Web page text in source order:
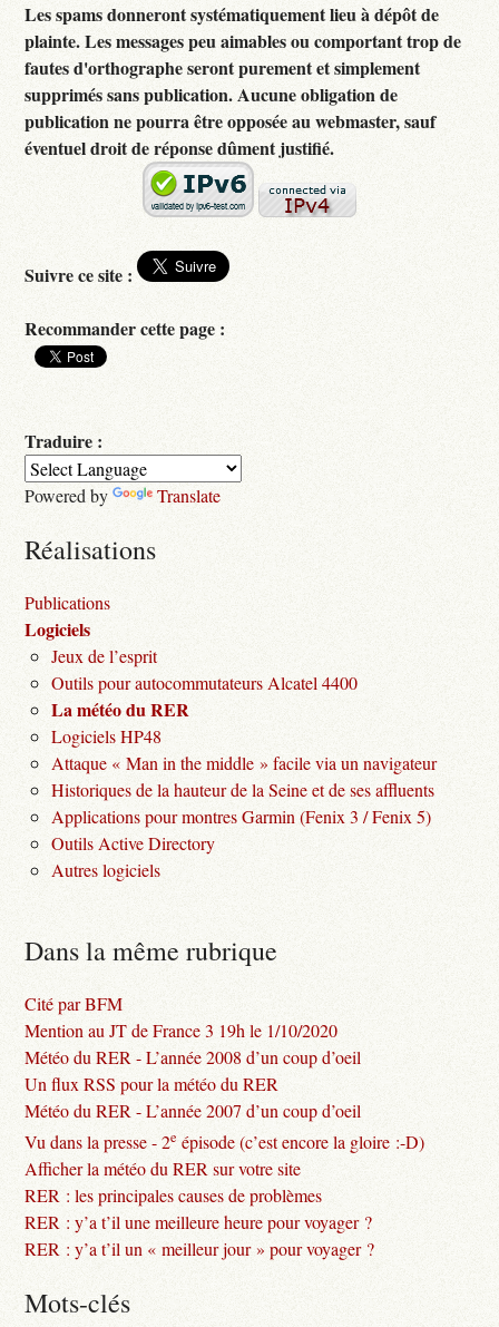
Les spams donneront systématiquement lieu à dépôt de
plainte. Les messages peu aimables ou comportant trop de
fautes d'orthographe seront purement et simplement
supprimés sans publication. Aucune obligation de
publication ne pourra être opposée au webmaster, sauf
éventuel droit de réponse dûment justifié.
Suivre ce site :
Recommander cette page :
Traduire :
Powered by Translate
Réalisations
Publications
Logiciels
Jeux de l’esprit
Outils pour autocommutateurs Alcatel 4400
La météo du RER
Logiciels HP48
Attaque « Man in the middle » facile via un navigateur
Historiques de la hauteur de la Seine et de ses affluents
Applications pour montres Garmin (Fenix 3 / Fenix 5)
Outils Active Directory
Autres logiciels
Dans la même rubrique
Cité par BFM
Mention au JT de France 3 19h le 1/10/2020
Météo du RER - L’année 2008 d’un coup d’oeil
Un flux RSS pour la météo du RER
Météo du RER - L’année 2007 d’un coup d’oeil
Vu dans la presse - 2e épisode (c’est encore la gloire :-D)
Afficher la météo du RER sur votre site
RER : les principales causes de problèmes
RER : y’a t’il une meilleure heure pour voyager ?
RER : y’a t’il un « meilleur jour » pour voyager ?
Mots-clés